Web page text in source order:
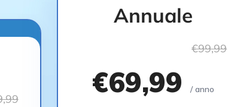
Annuale
€99,99
€69,99 / anno